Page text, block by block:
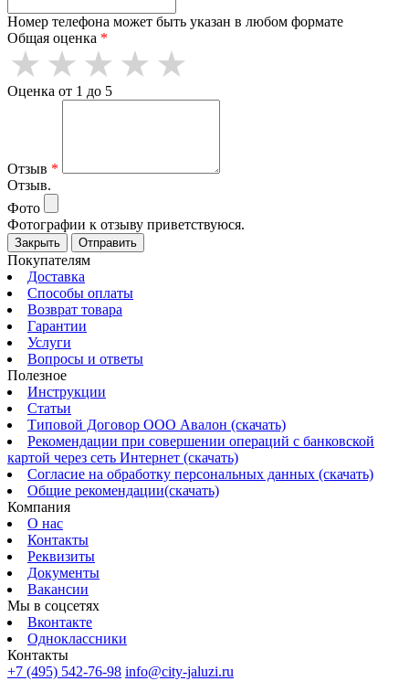
Номер телефона может быть указан в любом формате
Общая оценка *
Оценка от 1 до 5
Отзыв *
Отзыв.
Фото
Фотографии к отзыву приветствуюся.
Закрыть Отправить
Покупателям
Доставка
Способы оплаты
Возврат товара
Гарантии
Услуги
Вопросы и ответы
Полезное
Инструкции
Статьи
Типовой Договор ООО Авалон (скачать)
Рекомендации при совершении операций с банковской
картой через сеть Интернет (скачать)
Согласие на обработку персональных данных (скачать)
Общие рекомендации(скачать)
Компания
О нас
Контакты
Реквизиты
Документы
Вакансии
Мы в соцсетях
Вконтакте
Одноклассники
Контакты
+7 (495) 542-76-98 info@city-jaluzi.ru